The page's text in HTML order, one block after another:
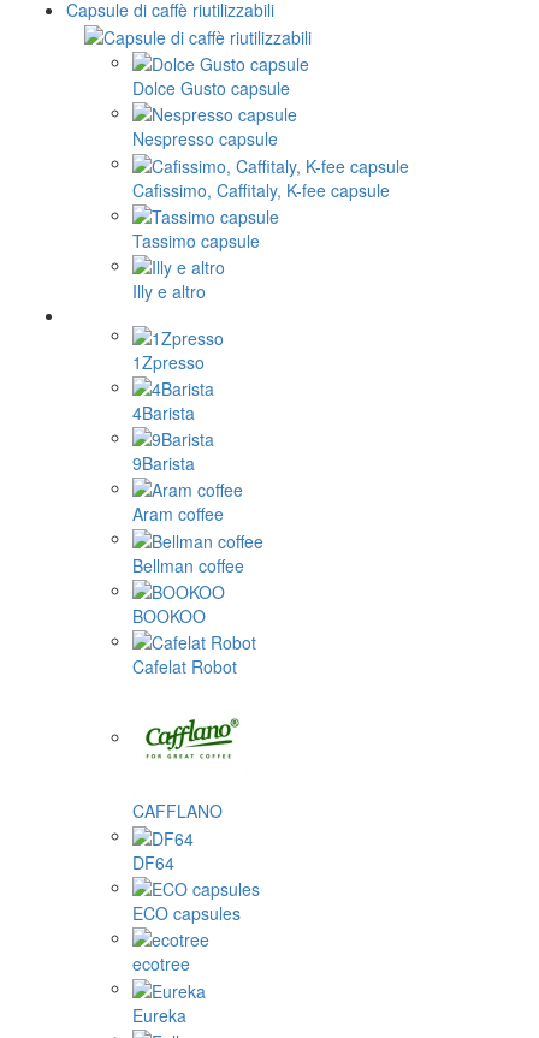
Capsule di caffè riutilizzabili
Dolce Gusto capsule
Nespresso capsule
Cafissimo, Caffitaly, K-fee capsule
Tassimo capsule
Illy e altro
1Zpresso
4Barista
9Barista
Aram coffee
Bellman coffee
BOOKOO
Cafelat Robot
CAFFLANO
DF64
ECO capsules
ecotree
Eureka